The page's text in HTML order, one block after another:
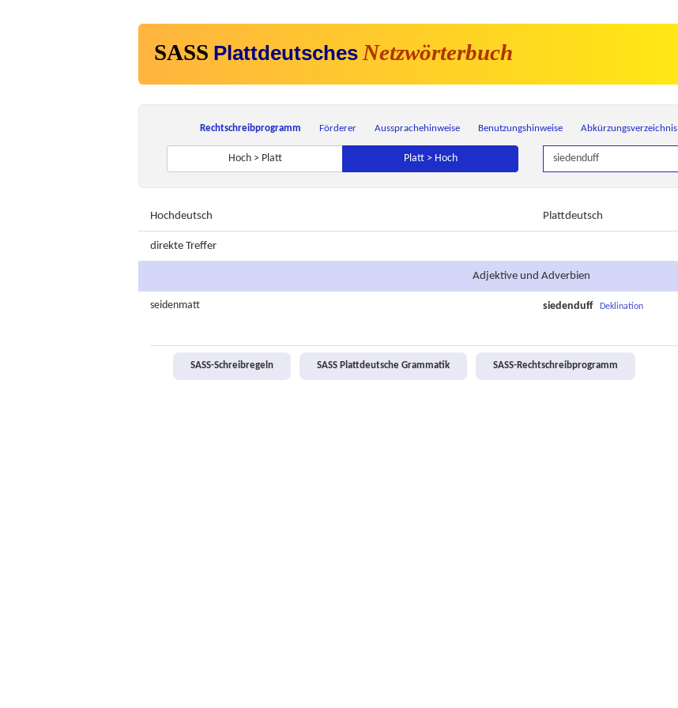
SASS Plattdeutsches Netzwörterbuch
Rechtschreibprogramm Förderer Aussprachehinweise Benutzungshinweise Abkürzungsverzeichnis
Hoch > Platt Platt > Hoch
Hochdeutsch Plattdeutsch
direkte Treffer
Adjektive und Adverbien
seidenmatt siedenduff Deklination
SASS-Schreibregeln SASS Plattdeutsche Grammatik
SASS-Rechtschreibprogramm